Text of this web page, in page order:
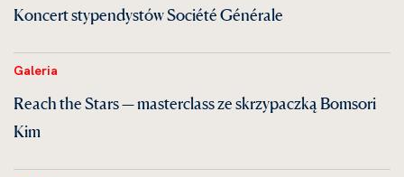
Koncert stypendystów Société Générale
Galeria
Reach the Stars — masterclass ze skrzypaczką Bomsori
Kim